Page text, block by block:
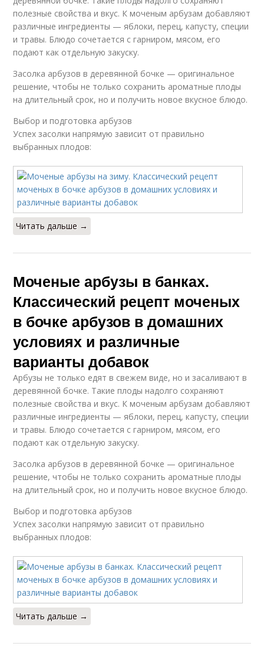
полезные свойства и вкус. К моченым арбузам добавляют
различные ингредиенты — яблоки, перец, капусту, специи
и травы. Блюдо сочетается с гарниром, мясом, его
подают как отдельную закуску.
Засолка арбузов в деревянной бочке — оригинальное
решение, чтобы не только сохранить ароматные плоды
на длительный срок, но и получить новое вкусное блюдо.
Выбор и подготовка арбузов
Успех засолки напрямую зависит от правильно
выбранных плодов:
Читать дальше →
Моченые арбузы в банках.
Классический рецепт моченых
в бочке арбузов в домашних
условиях и различные
варианты добавок
Арбузы не только едят в свежем виде, но и засаливают в
деревянной бочке. Такие плоды надолго сохраняют
полезные свойства и вкус. К моченым арбузам добавляют
различные ингредиенты — яблоки, перец, капусту, специи
и травы. Блюдо сочетается с гарниром, мясом, его
подают как отдельную закуску.
Засолка арбузов в деревянной бочке — оригинальное
решение, чтобы не только сохранить ароматные плоды
на длительный срок, но и получить новое вкусное блюдо.
Выбор и подготовка арбузов
Успех засолки напрямую зависит от правильно
выбранных плодов:
Читать дальше →